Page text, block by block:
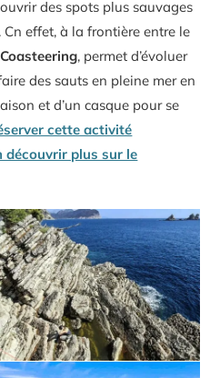
des spots plus sauvages
effet, à la frontière entre le
Coasteering, permet d’évoluer
des sauts en pleine mer en
et d’un casque pour se
cette activité
découvrir plus sur le